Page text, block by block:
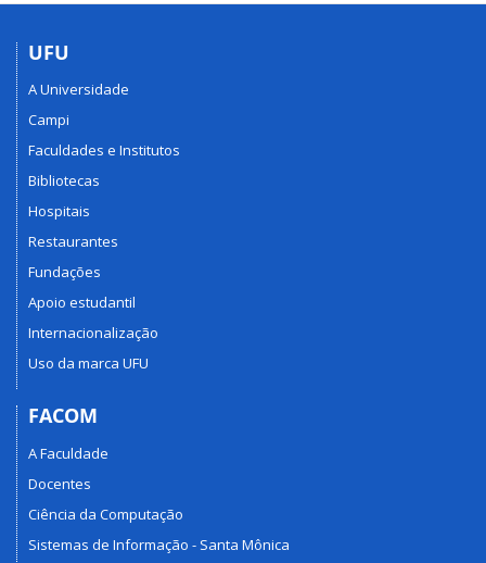
UFU
A Universidade
Campi
Faculdades e Institutos
Bibliotecas
Hospitais
Restaurantes
Fundações
Apoio estudantil
Internacionalização
Uso da marca UFU
FACOM
A Faculdade
Docentes
Ciência da Computação
Sistemas de Informação - Santa Mônica